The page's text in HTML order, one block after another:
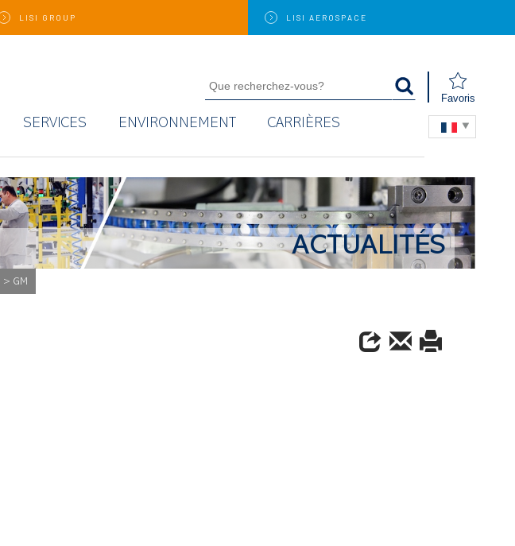
LISI GROUP LISI AEROSPACE
Favoris
SERVICES ENVIRONNEMENT
CARRIÈRES
ACTUALITÉS
> GM